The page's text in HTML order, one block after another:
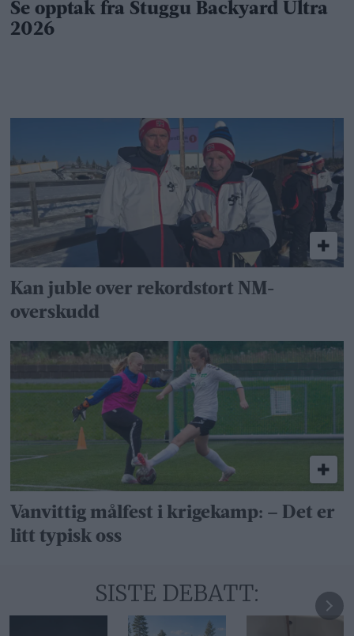
Kan juble over rekordstort NM-
overskudd
Vanvittig målfest i krigekamp: – Det er
litt typisk oss
SISTE DEBATT: